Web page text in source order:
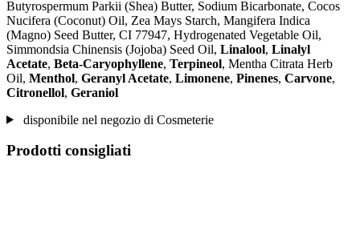
Butyrospermum Parkii (Shea) Butter, Sodium Bicarbonate, Cocos
Nucifera (Coconut) Oil, Zea Mays Starch, Mangifera Indica
(Magno) Seed Butter, CI 77947, Hydrogenated Vegetable Oil,
Simmondsia Chinensis (Jojoba) Seed Oil, Linalool, Linalyl
Acetate, Beta-Caryophyllene, Terpineol, Mentha Citrata Herb
Oil, Menthol, Geranyl Acetate, Limonene, Pinenes, Carvone,
Citronellol, Geraniol
disponibile nel negozio di Cosmeterie
Prodotti consigliati